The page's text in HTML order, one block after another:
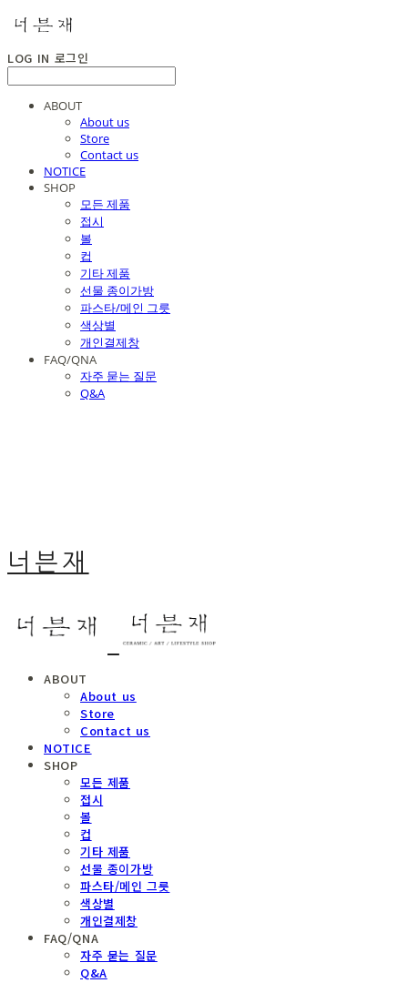
LOG IN 로그인
ABOUT
About us
Store
Contact us
NOTICE
SHOP
모든 제품
접시
볼
컵
기타 제품
선물 종이가방
파스타/메인 그릇
색상별
개인결제창
FAQ/QNA
자주 묻는 질문
Q&A
너븐재
ABOUT
About us
Store
Contact us
NOTICE
SHOP
모든 제품
접시
볼
컵
기타 제품
선물 종이가방
파스타/메인 그릇
색상별
개인결제창
FAQ/QNA
자주 묻는 질문
Q&A